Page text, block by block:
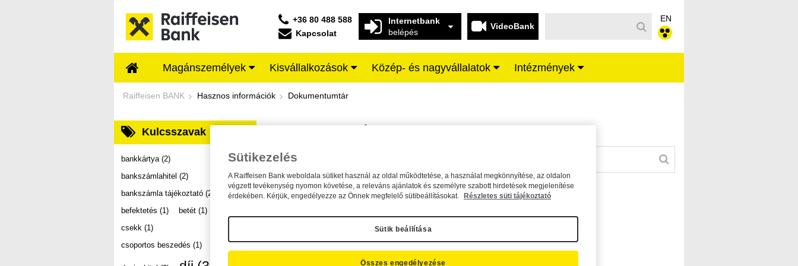
+36 80 488 588
Kapcsolat
Internetbank
belépés
VideoBank
EN
Magánszemélyek Kisvállalkozások Közép- és nagyvállalatok Intézmények
Dokumentumtár - Raiffeisen BANK
Raiffeisen BANK Hasznos információk Dokumentumtár
Kulcsszavak
bankkártya (2)
bankszámlahitel (2)
bankszámla tájékoztató (2)
befektetés (1) betét (1)
csekk (1)
csoportos beszedés (1)
A dokumentum kereséséhez kérjük, írja be a keresőszót a mezőbe.
Sütikezelés
A Raiffeisen Bank weboldala sütiket használ az oldal működtetése, a használat megkönnyítése, az oldalon
végzett tevékenység nyomon követése, a releváns ajánlatok és személyre szabott hirdetések megjelenítése
érdekében. Kérjük, engedélyezze az Önnek megfelelő sütibeállításokat.
Részletes süti tájékoztató
Sütik beállítása
Összes engedélyezése